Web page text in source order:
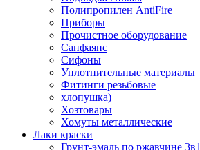
Полипропилен AntiFire
Приборы
Прочистное оборудование
Санфаянс
Сифоны
Уплотнительные материалы
Фитинги резьбовые
хлопушка)
Хозтовары
Хомуты металлические
Лаки краски
Грунт-эмаль по ржавчине 3в1